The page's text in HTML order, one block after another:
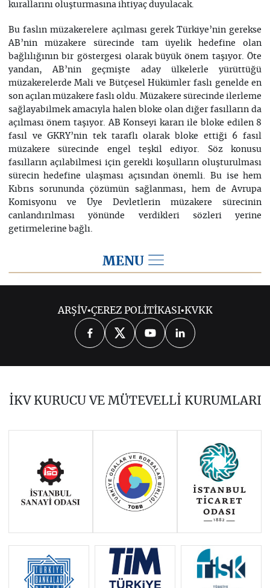
kurallarını oluşturmasına ihtiyaç duyulacak.
Bu faslın müzakerelere açılması gerek Türkiye’nin gerekse
AB’nin müzakere sürecinde tam üyelik hedefine olan
bağlılığının bir göstergesi olarak büyük önem taşıyor. Öte
yandan, AB’nin geçmişte aday ülkelerle yürüttüğü
müzakerelerde Mali ve Bütçesel Hükümler faslı genelde en
son açılan müzakere faslı oldu. Müzakere sürecinde ilerleme
sağlayabilmek amacıyla halen bloke olan diğer fasılların da
açılması önem taşıyor. AB Konseyi kararı ile bloke edilen 8
fasıl ve GKRY’nin tek taraflı olarak bloke ettiği 6 fasıl
müzakere sürecinde engel teşkil ediyor. Söz konusu
fasılların açılabilmesi için gerekli koşulların oluşturulması
sürecin hedefine ulaşması açısından önemli. Bu ise hem
Kıbrıs sorununda çözümün sağlanması, hem de Avrupa
Komisyonu ve Üye Devletlerin müzakere sürecinin
canlandırılması yönünde verdikleri sözleri yerine
getirmelerine bağlı.
MENU
OCAKŞUBATMART NİSAN MAYIS
HAZİRANTEMMUZAĞUSTOSEYLÜL
ARŞİV•ÇEREZ POLİTİKASI•KVKK
İKV KURUCU VE MÜTEVELLİ KURUMLARI